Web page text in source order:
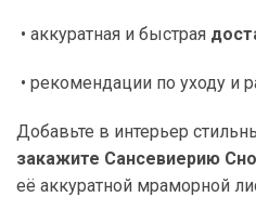
• аккуратная и быстрая
• рекомендации по уходу и
Добавьте в интерьер
закажите Сансевиерию
её аккуратной мраморной